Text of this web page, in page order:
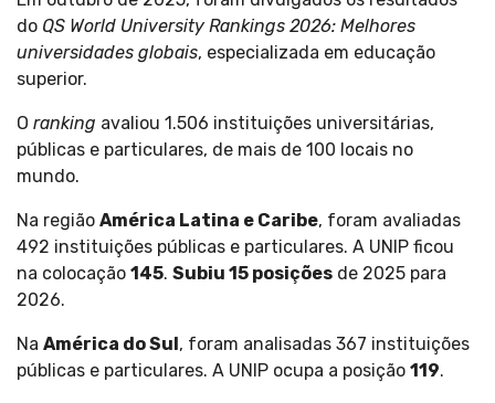
do QS World University Rankings 2026: Melhores
universidades globais, especializada em educação
superior.
O ranking avaliou 1.506 instituições universitárias,
públicas e particulares, de mais de 100 locais no
mundo.
Na região América Latina e Caribe, foram avaliadas
492 instituições públicas e particulares. A UNIP ficou
na colocação 145. Subiu 15 posições de 2025 para
2026.
Na América do Sul , foram analisadas 367 instituições
públicas e particulares. A UNIP ocupa a posição 119.